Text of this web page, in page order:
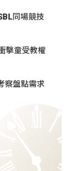
同場競技
擊童受教權
察盤點需求